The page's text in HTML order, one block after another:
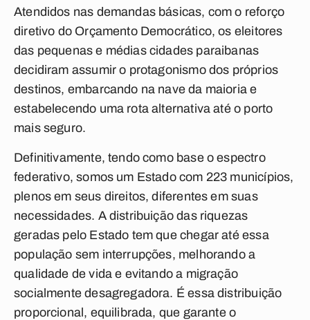
Atendidos nas demandas básicas, com o reforço
diretivo do Orçamento Democrático, os eleitores
das pequenas e médias cidades paraibanas
decidiram assumir o protagonismo dos próprios
destinos, embarcando na nave da maioria e
estabelecendo uma rota alternativa até o porto
mais seguro.
Definitivamente, tendo como base o espectro
federativo, somos um Estado com 223 municípios,
plenos em seus direitos, diferentes em suas
necessidades. A distribuição das riquezas
geradas pelo Estado tem que chegar até essa
população sem interrupções, melhorando a
qualidade de vida e evitando a migração
socialmente desagregadora. É essa distribuição
proporcional, equilibrada, que garante o